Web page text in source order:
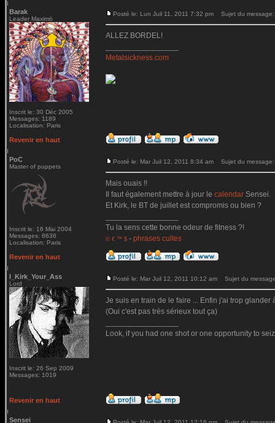
Barak
Leader Maximö
Inscrit le: 30 Déc 2005
Messages: 1189
Localisation: Paris
Posté le: Lun Juil 11, 2011 7:32 pm Sujet du message:
ALLEZ BORDEL!
Metalsickness.com
Revenir en haut
PoC
Master of puppets
Inscrit le: 16 Mai 2004
Messages: 6636
Localisation: Paris
Posté le: Mar Juil 12, 2011 8:34 am Sujet du message:
Mais ouais !!
Il faut également mettre à jour le calendar Sensei.
Et Kirk, le BT de juillet est compromis ou bien ?
Tu la sens cette bonne odeur de fitness ?!
© € ™ $ - phrases cultes
Revenir en haut
I_Kirk_Your_Ass
Lord
Inscrit le: 26 Sep 2009
Messages: 1019
Posté le: Mar Juil 12, 2011 10:12 am Sujet du
Je suis en train de le faire ... Enfin j'ai trop
(Oui c'est pas très sérieux tout ça)
Look, if you had one shot or one opportunity to
Revenir en haut
Sensei